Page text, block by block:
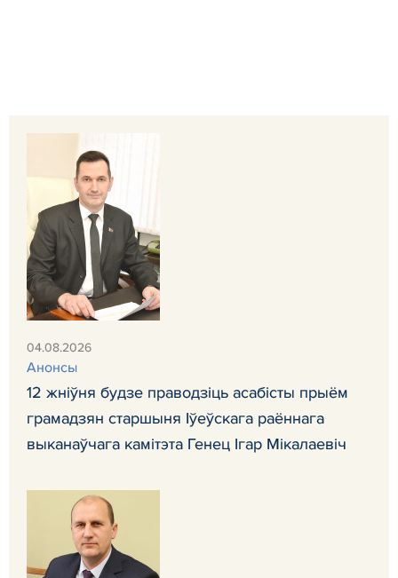
04.08.2026
Анонсы
12 жніўня будзе праводзіць асабісты прыём
грамадзян старшыня Іўеўскага раённага
выканаўчага камітэта Генец Ігар Мікалаевіч